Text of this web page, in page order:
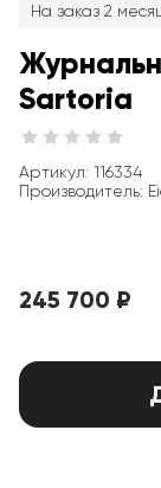
На заказ 2
Sartoria
Артикул: 116334
Производитель:
245 700 ₽